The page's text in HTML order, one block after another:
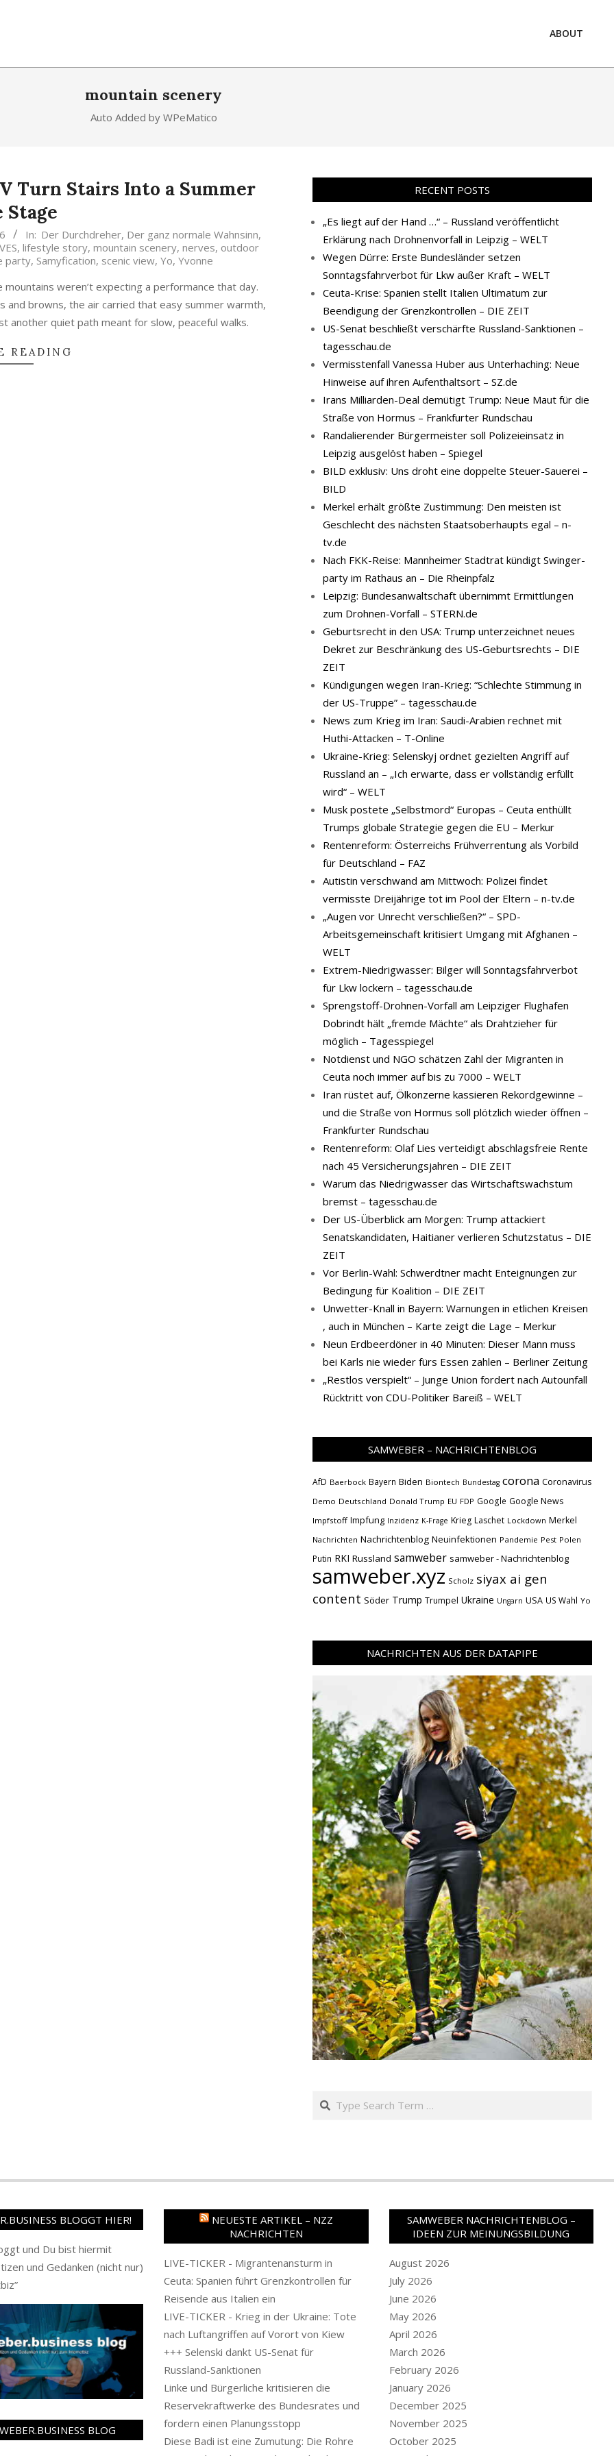
ABOUT
mountain scenery
Auto Added by WPeMatico
Turn Stairs Into a Summer
Stage
In: Der Durchdreher, Der ganz normale Wahnsinn,
, lifestyle story, mountain scenery, nerves, outdoor
party, Samyfication, scenic view, Yo, Yvonne
weren’t expecting a performance that day.
browns, the air carried that easy summer warmth,
another quiet path meant for slow, peaceful walks.
READING
RECENT POSTS
„Es liegt auf der Hand …“ – Russland veröffentlicht
Erklärung nach Drohnenvorfall in Leipzig – WELT
Wegen Dürre: Erste Bundesländer setzen
Sonntagsfahrverbot für Lkw außer Kraft – WELT
Ceuta-Krise: Spanien stellt Italien Ultimatum zur
Beendigung der Grenzkontrollen – DIE ZEIT
US-Senat beschließt verschärfte Russland-Sanktionen –
tagesschau.de
Vermisstenfall Vanessa Huber aus Unterhaching: Neue
Hinweise auf ihren Aufenthaltsort – SZ.de
Irans Milliarden-Deal demütigt Trump: Neue Maut für die
Straße von Hormus – Frankfurter Rundschau
Randalierender Bürgermeister soll Polizeieinsatz in
Leipzig ausgelöst haben – Spiegel
BILD exklusiv: Uns droht eine doppelte Steuer-Sauerei –
BILD
Merkel erhält größte Zustimmung: Den meisten ist
Geschlecht des nächsten Staatsoberhaupts egal – n-
tv.de
Nach FKK-​Reise: Mann­hei­mer Stadt­rat kün­digt Swin­ger­
par­ty im Rat­haus an – Die Rheinpfalz
Leipzig: Bundesanwaltschaft übernimmt Ermittlungen
zum Drohnen-Vorfall – STERN.de
Geburtsrecht in den USA: Trump unterzeichnet neues
Dekret zur Beschränkung des US-Geburtsrechts – DIE
ZEIT
Kündigungen wegen Iran-Krieg: “Schlechte Stimmung in
der US-Truppe” – tagesschau.de
News zum Krieg im Iran: Saudi-Arabien rechnet mit
Huthi-Attacken – T-Online
Ukraine-Krieg: Selenskyj ordnet gezielten Angriff auf
Russland an – „Ich erwarte, dass er vollständig erfüllt
wird“ – WELT
Musk postete „Selbstmord“ Europas – Ceuta enthüllt
Trumps globale Strategie gegen die EU – Merkur
Rentenreform: Österreichs Frühverrentung als Vorbild
für Deutschland – FAZ
Autistin verschwand am Mittwoch: Polizei findet
vermisste Dreijährige tot im Pool der Eltern – n-tv.de
„Augen vor Unrecht verschließen?“ – SPD-
Arbeitsgemeinschaft kritisiert Umgang mit Afghanen –
WELT
Extrem-Niedrigwasser: Bilger will Sonntagsfahrverbot
für Lkw lockern – tagesschau.de
Sprengstoff-Drohnen-Vorfall am Leipziger Flughafen
Dobrindt hält „fremde Mächte“ als Drahtzieher für
möglich – Tagesspiegel
Notdienst und NGO schätzen Zahl der Migranten in
Ceuta noch immer auf bis zu 7000 – WELT
Iran rüstet auf, Ölkonzerne kassieren Rekordgewinne –
und die Straße von Hormus soll plötzlich wieder öffnen –
Frankfurter Rundschau
Rentenreform: Olaf Lies verteidigt abschlagsfreie Rente
nach 45 Versicherungsjahren – DIE ZEIT
Warum das Niedrigwasser das Wirtschaftswachstum
bremst – tagesschau.de
Der US-Überblick am Morgen: Trump attackiert
Senatskandidaten, Haitianer verlieren Schutzstatus – DIE
ZEIT
Vor Berlin-Wahl: Schwerdtner macht Enteignungen zur
Bedingung für Koalition – DIE ZEIT
Unwetter-Knall in Bayern: Warnungen in etlichen Kreisen
, auch in München – Karte zeigt die Lage – Merkur
Neun Erdbeerdöner in 40 Minuten: Dieser Mann muss
bei Karls nie wieder fürs Essen zahlen – Berliner Zeitung
„Restlos verspielt“ – Junge Union fordert nach Autounfall
Rücktritt von CDU-Politiker Bareiß – WELT
SAMWEBER – NACHRICHTENBLOG
AfD Baerbock Bayern Biden Biontech Bundestag corona Coronavirus
Demo Deutschland Donald Trump EU FDP Google Google News
Impfstoff Impfung Inzidenz K-Frage Krieg Laschet Lockdown Merkel
Nachrichten Nachrichtenblog Neuinfektionen Pandemie Pest Polen
Putin RKI Russland samweber samweber - Nachrichtenblog
samweber.xyz Scholz siyax ai gen
content Söder Trump Trumpel Ukraine Ungarn USA US Wahl Yo
NACHRICHTEN AUS DER DATAPIPE
Search
BLOGGT HIER!
und Du bist hiermit
und Gedanken (nicht nur)
”
BLOG
NEUESTE ARTIKEL – NZZ
NACHRICHTEN
LIVE-TICKER - Migrantenansturm in
Ceuta: Spanien führt Grenzkontrollen für
Reisende aus Italien ein
LIVE-TICKER - Krieg in der Ukraine: Tote
nach Luftangriffen auf Vorort von Kiew
+++ Selenski dankt US-Senat für
Russland-Sanktionen
Linke und Bürgerliche kritisieren die
Reservekraftwerke des Bundesrates und
fordern einen Planungsstopp
Diese Badi ist eine Zumutung: Die Rohre
SAMWEBER NACHRICHTENBLOG –
IDEEN ZUR MEINUNGSBILDUNG
August 2026
July 2026
June 2026
May 2026
April 2026
March 2026
February 2026
January 2026
December 2025
November 2025
October 2025